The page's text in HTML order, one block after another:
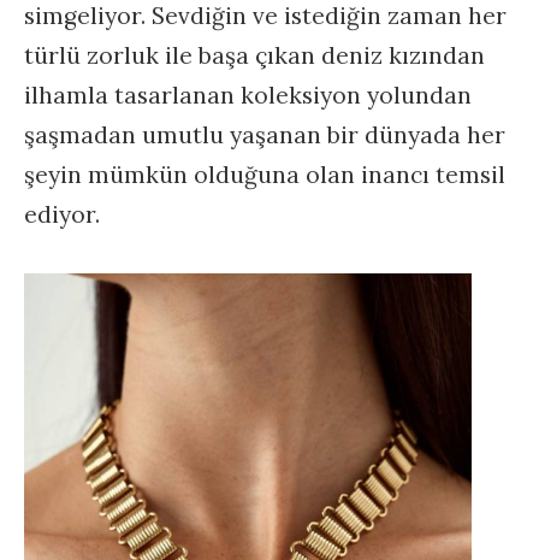
simgeliyor. Sevdiğin ve istediğin zaman her
türlü zorluk ile başa çıkan deniz kızından
ilhamla tasarlanan koleksiyon yolundan
şaşmadan umutlu yaşanan bir dünyada her
şeyin mümkün olduğuna olan inancı temsil
ediyor.